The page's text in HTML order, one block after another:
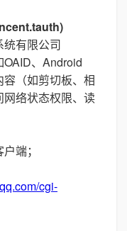
有限公司
、Android
（如剪切板、相
络状态权限、读
端；
cgi-